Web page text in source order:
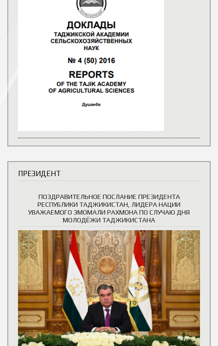
ПРЕЗИДЕНТ
ПОЗДРАВИТЕЛЬНОЕ ПОСЛАНИЕ ПРЕЗИДЕНТА
РЕСПУБЛИКИ ТАДЖИКИСТАН, ЛИДЕРА НАЦИИ
УВАЖАЕМОГО ЭМОМАЛИ РАХМОНА ПО СЛУЧАЮ ДНЯ
МОЛОДЁЖИ ТАДЖИКИСТАНА